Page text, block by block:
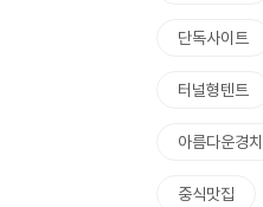
단독사이트
터널형텐트
아름다운경치
중식맛집